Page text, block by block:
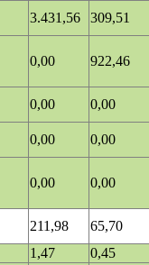
3.431,56
309,51
0,00 922,46
0,00
0,00
0,00
0,00
0,00 0,00
211,98
65,70
1,47
0,45